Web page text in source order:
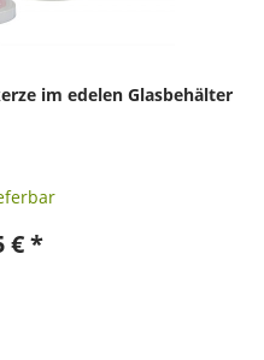
im edelen Glasbehälter
€ *